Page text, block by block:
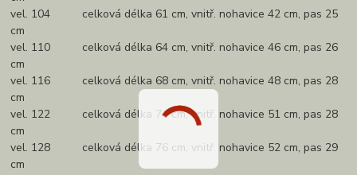
vel. 104 celková délka 61 cm, vnitř. nohavice 42 cm, pas 25
cm
vel. 110 celková délka 64 cm, vnitř. nohavice 46 cm, pas 26
cm
vel. 116 celková délka 68 cm, vnitř. nohavice 48 cm, pas 28
cm
vel. 122 celková délka 74 cm, vnitř. nohavice 51 cm, pas 28
cm
vel. 128 celková délka 76 cm, vnitř. nohavice 52 cm, pas 29
cm